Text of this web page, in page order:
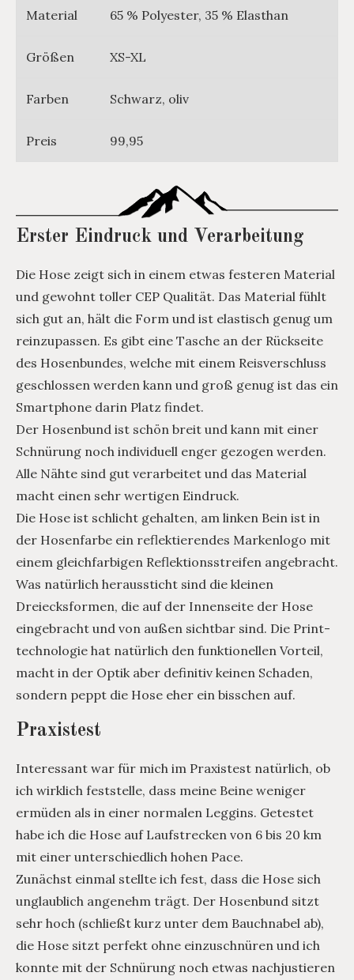
Material 65 % Polyester, 35 % Elasthan
Größen XS-XL
Farben Schwarz, oliv
Preis 99,95
Erster Eindruck und Verarbeitung
Die Hose zeigt sich in einem etwas festeren Material
und gewohnt toller CEP Qualität. Das Material fühlt
sich gut an, hält die Form und ist elastisch genug um
reinzupassen. Es gibt eine Tasche an der Rückseite
des Hosenbundes, welche mit einem Reisverschluss
geschlossen werden kann und groß genug ist das ein
Smartphone darin Platz findet.
Der Hosenbund ist schön breit und kann mit einer
Schnürung noch individuell enger gezogen werden.
Alle Nähte sind gut verarbeitet und das Material
macht einen sehr wertigen Eindruck.
Die Hose ist schlicht gehalten, am linken Bein ist in
der Hosenfarbe ein reflektierendes Markenlogo mit
einem gleichfarbigen Reflektionsstreifen angebracht.
Was natürlich heraussticht sind die kleinen
Dreiecksformen, die auf der Innenseite der Hose
eingebracht und von außen sichtbar sind. Die Print-
technologie hat natürlich den funktionellen Vorteil,
macht in der Optik aber definitiv keinen Schaden,
sondern peppt die Hose eher ein bisschen auf.
Praxistest
Interessant war für mich im Praxistest natürlich, ob
ich wirklich feststelle, dass meine Beine weniger
ermüden als in einer normalen Leggins. Getestet
habe ich die Hose auf Laufstrecken von 6 bis 20 km
mit einer unterschiedlich hohen Pace.
Zunächst einmal stellte ich fest, dass die Hose sich
unglaublich angenehm trägt. Der Hosenbund sitzt
sehr hoch (schließt kurz unter dem Bauchnabel ab),
die Hose sitzt perfekt ohne einzuschnüren und ich
konnte mit der Schnürung noch etwas nachjustieren